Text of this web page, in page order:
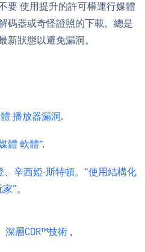
要 使用提升的許可權運行媒體
碼器或奇怪證照的下載。總是
新狀態以避免漏洞。
播放器漏洞.
體 軟體”.
、辛西婭·斯特頓。“使用結構化
“。
深層CDR™技術 ,